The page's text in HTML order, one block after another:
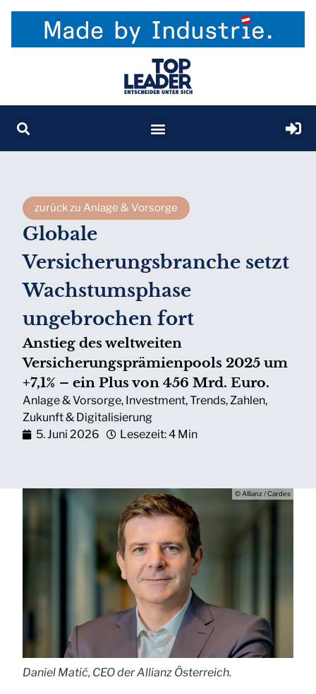
zurück zu Anlage & Vorsorge
Globale
Versicherungsbranche setzt
Wachstumsphase
ungebrochen fort
Anstieg des weltweiten
Versicherungsprämienpools 2025 um
+7,1% – ein Plus von 456 Mrd. Euro.
Anlage & Vorsorge, Investment,Trends,Zahlen,
Zukunft & Digitalisierung
5. Juni 2026
Lesezeit: 4 Min
© Allianz / Cardes
Daniel Matić, CEO der Allianz Österreich.